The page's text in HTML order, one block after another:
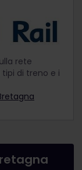
rete
tipi di treno e i